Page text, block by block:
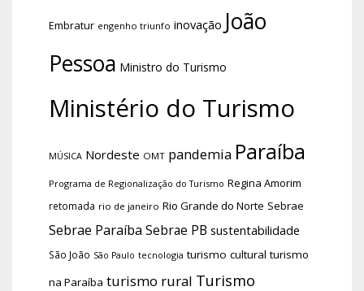
Embratur engenho triunfo inovação João
Pessoa Ministro do Turismo
Ministério do Turismo
MÚSICA Nordeste OMT pandemia Paraíba
Programa de Regionalização do Turismo Regina Amorim
retomada rio de janeiro Rio Grande do Norte Sebrae
Sebrae Paraíba Sebrae PB sustentabilidade
São João São Paulo tecnologia turismo cultural turismo
na Paraíba turismo rural Turismo